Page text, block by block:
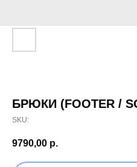
БРЮКИ (FOOTER /
SKU:
9790,00 р.